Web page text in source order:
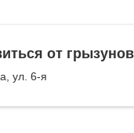
от грызунов
ул. 6-я